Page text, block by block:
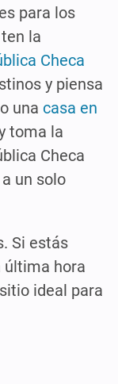
para los
la
Checa
y piensa
una casa en
toma la
Checa
un solo
Si estás
última hora
ideal para